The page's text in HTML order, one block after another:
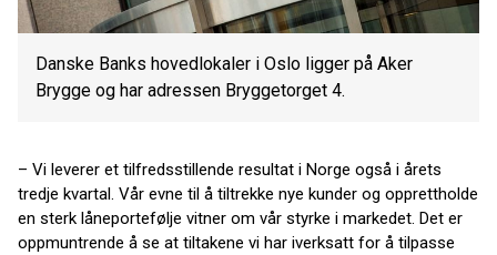
Danske Banks hovedlokaler i Oslo ligger på Aker
Brygge og har adressen Bryggetorget 4.
– Vi leverer et tilfredsstillende resultat i Norge også i årets
tredje kvartal. Vår evne til å tiltrekke nye kunder og opprettholde
en sterk låneportefølje vitner om vår styrke i markedet. Det er
oppmuntrende å se at tiltakene vi har iverksatt for å tilpasse